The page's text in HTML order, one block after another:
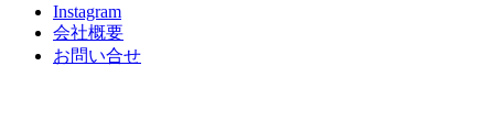
Instagram
会社概要
お問い合せ